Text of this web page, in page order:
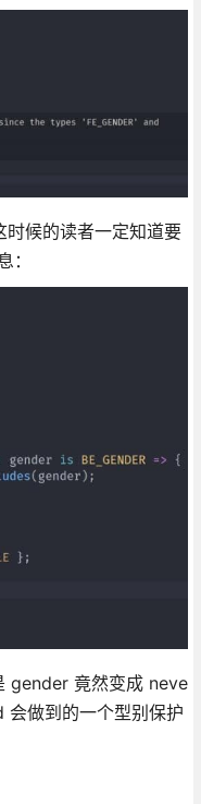
候的读者一定知道要
gender 竟然变成 neve
做到的一个型别保护